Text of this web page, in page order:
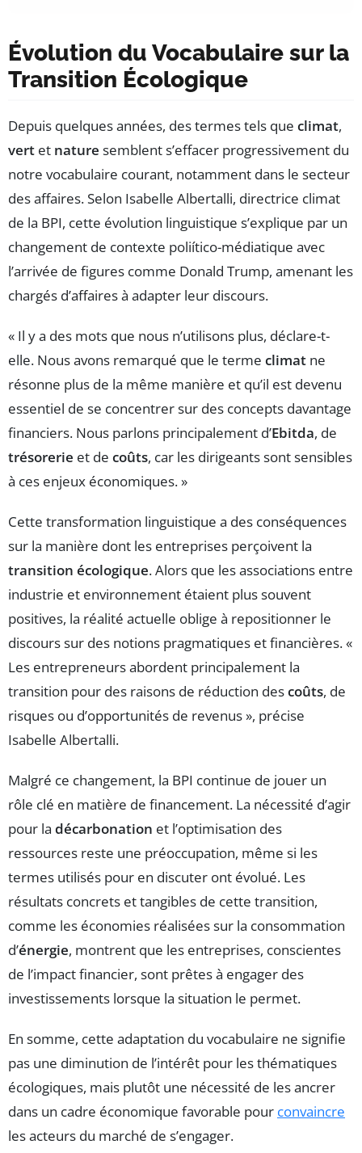
Évolution du Vocabulaire sur la
Transition Écologique
Depuis quelques années, des termes tels que climat,
vert et nature semblent s’effacer progressivement du
notre vocabulaire courant, notamment dans le secteur
des affaires. Selon Isabelle Albertalli, directrice climat
de la BPI, cette évolution linguistique s’explique par un
changement de contexte poliítico-médiatique avec
l’arrivée de figures comme Donald Trump, amenant les
chargés d’affaires à adapter leur discours.
« Il y a des mots que nous n’utilisons plus, déclare-t-
elle. Nous avons remarqué que le terme climat ne
résonne plus de la même manière et qu’il est devenu
essentiel de se concentrer sur des concepts davantage
financiers. Nous parlons principalement d’Ebitda, de
trésorerie et de coûts, car les dirigeants sont sensibles
à ces enjeux économiques. »
Cette transformation linguistique a des conséquences
sur la manière dont les entreprises perçoivent la
transition écologique. Alors que les associations entre
industrie et environnement étaient plus souvent
positives, la réalité actuelle oblige à repositionner le
discours sur des notions pragmatiques et financières. «
Les entrepreneurs abordent principalement la
transition pour des raisons de réduction descoûts, de
risques ou d’opportunités de revenus », précise
Isabelle Albertalli.
Malgré ce changement, la BPI continue de jouer un
rôle clé en matière de financement. La nécessité d’agir
pour la décarbonation et l’optimisation des
ressources reste une préoccupation, même si les
termes utilisés pour en discuter ont évolué. Les
résultats concrets et tangibles de cette transition,
comme les économies réalisées sur la consommation
d’énergie, montrent que les entreprises, conscientes
de l’impact financier, sont prêtes à engager des
investissements lorsque la situation le permet.
En somme, cette adaptation du vocabulaire ne signifie
pas une diminution de l’intérêt pour les thématiques
écologiques, mais plutôt une nécessité de les ancrer
dans un cadre économique favorable pour convaincre
les acteurs du marché de s’engager.